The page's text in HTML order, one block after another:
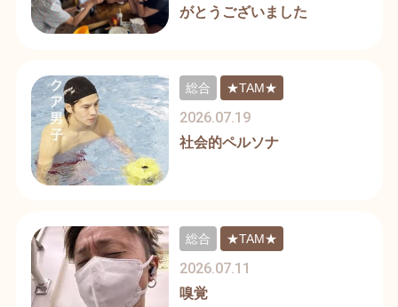
がとうございました
社会的ペルソナ
2026.07.19
総合 ★TAM★
嗅覚
2026.07.11
総合 ★TAM★